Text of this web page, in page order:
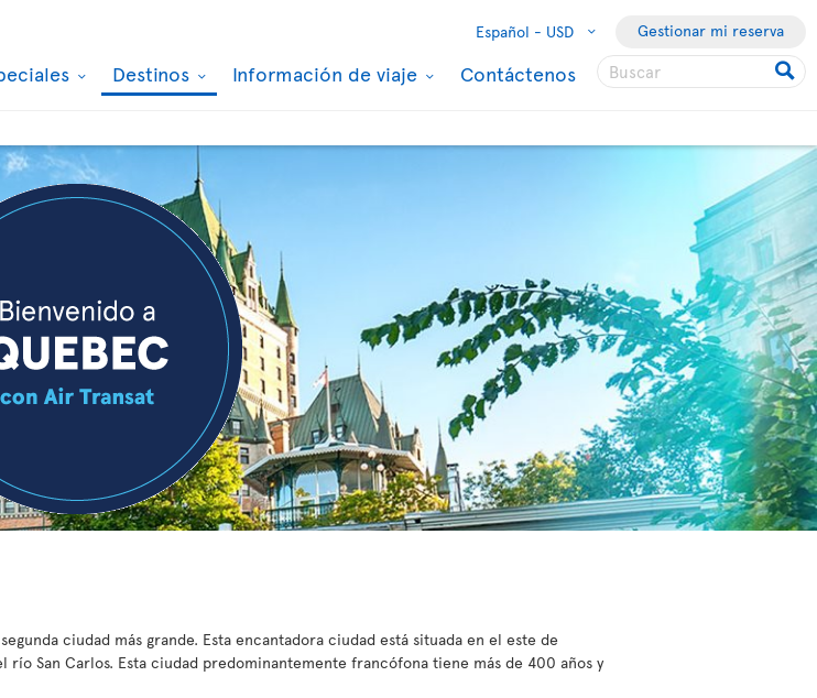
Español - USD Gestionar mi reserva
Destinos Información de viaje Contáctenos
ciudad más grande. Esta encantadora ciudad está situada en el este de
San Carlos. Esta ciudad predominantemente francófona tiene más de 400 años y